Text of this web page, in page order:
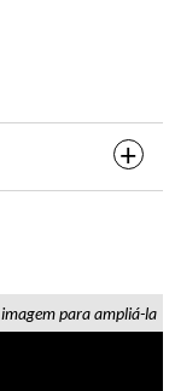
para ampliá-la